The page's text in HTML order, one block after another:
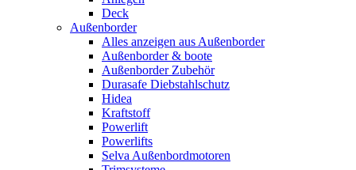
Deck
Außenborder
Alles anzeigen aus Außenborder
Außenborder & boote
Außenborder Zubehör
Durasafe Diebstahlschutz
Hidea
Kraftstoff
Powerlift
Powerlifts
Selva Außenbordmotoren